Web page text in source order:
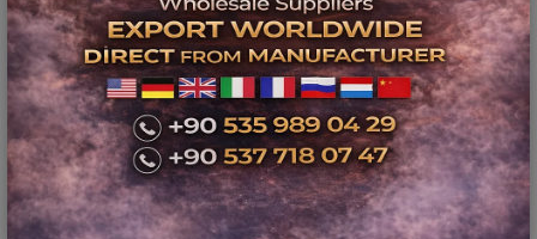
ziyaret ederek sorun olan makinelerin
bakım ve onarım işlemlerini yapmaktadırlar.
Müşteri memnuniyeti esaslı teknik servis
hizmetlerimiz için aramadan karar
vermeyin. Detaylı bilgi
içiniletişimegeçiniz.